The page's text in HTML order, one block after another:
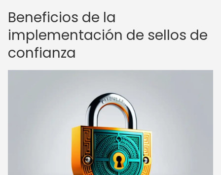
Beneficios de la
implementación de sellos de
confianza